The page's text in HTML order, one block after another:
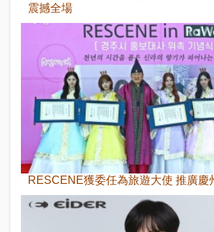
震撼全場
RESCENE獲委任為旅遊大使 推廣慶